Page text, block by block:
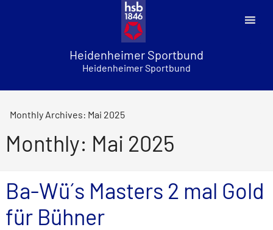
Heidenheimer Sportbund
Heidenheimer Sportbund
Monthly Archives: Mai 2025
Monthly: Mai 2025
Ba-Wü´s Masters 2 mal Gold
für Bühner